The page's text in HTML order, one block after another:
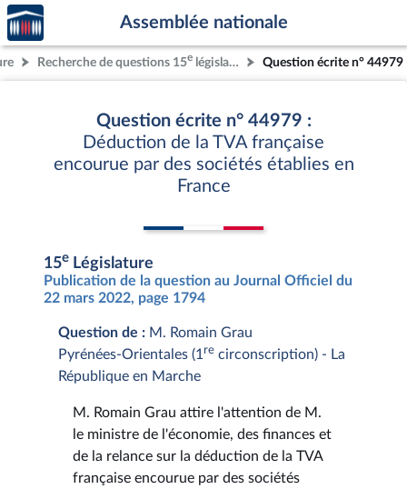
Aller au contenu
Aller en bas de la page
Accèder
à la
page
d'accueil
Assemblée nationale
Recherche de questions 15e législature Question écrite n° 44979
Question écrite n° 44979 :
Déduction de la TVA française
encourue par des sociétés établies en
France
15e Législature
Publication de la question au Journal Officiel du
22 mars 2022, page 1794
Question de : M. Romain Grau
Pyrénées-Orientales (1 re circonscription) - La
République en Marche
M. Romain Grau attire l'attention de M.
le ministre de l'économie, des finances et
de la relance sur la déduction de la TVA
française encourue par des sociétés